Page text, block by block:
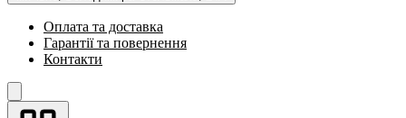
Оплата та доставка
Гарантії та повернення
Контакти